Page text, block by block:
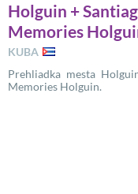
Holguin +
Memories
KUBA
Prehliadka mesta
Memories Holguin.